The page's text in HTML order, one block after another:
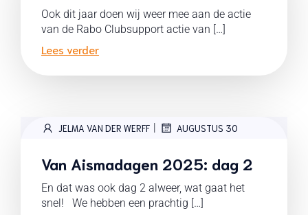
Ook dit jaar doen wij weer mee aan de actie
van de Rabo Clubsupport actie van […]
Lees verder
JELMA VAN DER WERFF | AUGUSTUS 30
Van Aismadagen 2025: dag 2
En dat was ook dag 2 alweer, wat gaat het
snel! We hebben een prachtig […]